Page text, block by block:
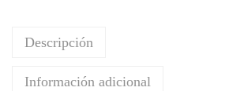
Descripción
Información adicional